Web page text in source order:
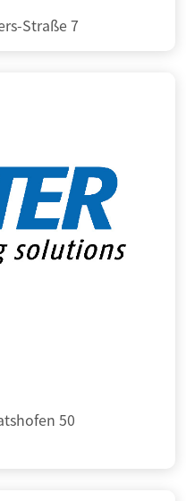
Straße 7
50